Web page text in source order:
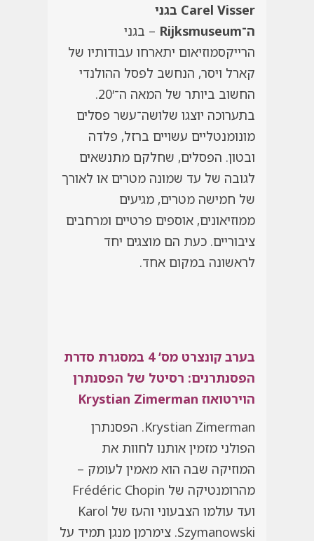
Carel Visser בגני
ה־Rijksmuseum – בגני
הרייקסמוזיאום יתארחו עבודותיו של
קארל ויסר, הנחשב לפסל ההולנדי
החשוב ביותר של המאה ה־20′.
בתערוכה יוצגו שלושה־עשר פסלים
מונומנטליים עשויים ברזל, פלדה
ובטון. הפסלים, שחלקם מתנשאים
לגובה של עד שמונה מטרים או לאורך
של חמישה מטרים, מגיעים
ממוזיאונים, אוספים פרטיים ומרחבים
ציבוריים. כעת הם מוצגים יחד
לראשונה במקום אחד.
בערב קונצרט מס’ 4 במסגרת סדרת
הפסנתרנים: רסיטל של הפסנתרן
הוירטואוז Krystian Zimerman
Krystian Zimerman. הפסנתרן
הפולני מזמין אותנו לחוות את
המוזיקה שבה הוא מאמין לעומק –
מהרומנטיקה של Frédéric Chopin
ועד עולמו הצבעוני והעז של Karol
Szymanowski. צימרמן מנגן תמיד על